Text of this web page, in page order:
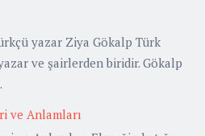
yazar Ziya Gökalp Türk
ve şairlerden biridir. Gökalp
ve Anlamları